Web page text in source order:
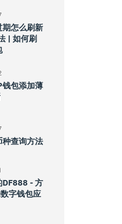
期怎么刷新
| 如何刷
钱包添加薄
种查询方法
DF888 - 方
字钱包应